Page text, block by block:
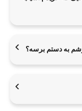
به دستم برسه؟